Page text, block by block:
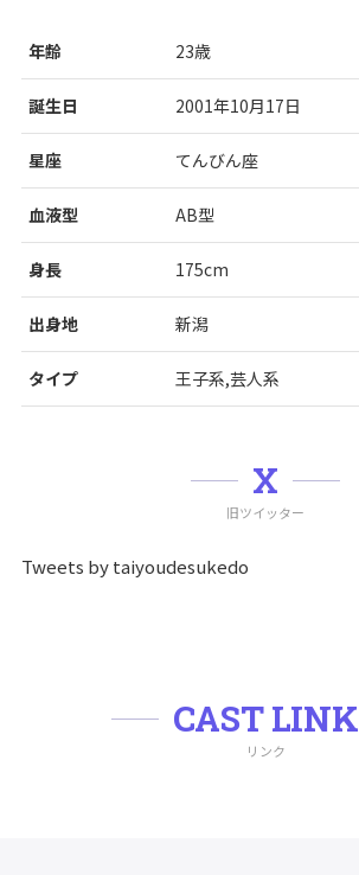
年齢 23歳
誕生日 2001年10月17日
星座 てんびん座
血液型 AB型
身長 175cm
出身地 新潟
タイプ 王子系,芸人系
X
旧ツイッター
Tweets by taiyoudesukedo
CAST LINK
リンク